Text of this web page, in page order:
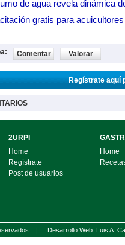
de agua revela dinámica
gratis para
Comentar Valorar
Regístrate aquí
2URPI
Home
Regístrate
Post de usuarios
Home
| Desarrollo Web: Luis